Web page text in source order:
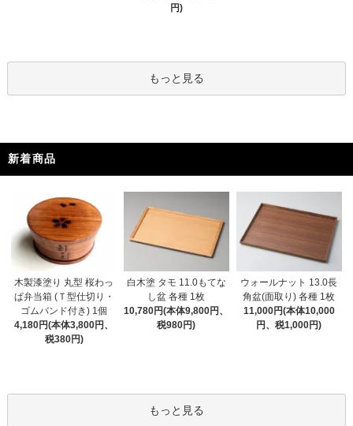
円)
もっと見る
新着商品
木製漆塗り 丸型 桜わっ
ぱ弁当箱 (Ｔ型仕切り・
ゴムバンド付き) 1個
4,180円(本体3,800円、
税380円)
白木塗 タモ 11.0もてな
し盆 各種 1枚
10,780円(本体9,800円、
税980円)
ウォールナット 13.0長
角盆(面取り) 各種 1枚
11,000円(本体10,000
円、税1,000円)
もっと見る